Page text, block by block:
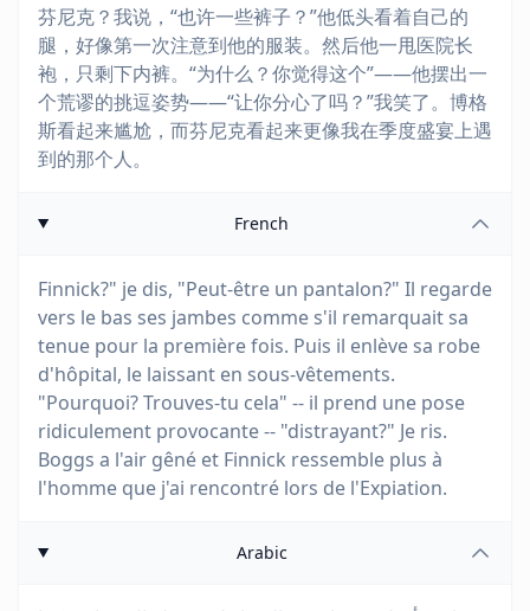
芬尼克？我说，“也许一些裤子？”他低头看着自己的
腿，好像第一次注意到他的服装。然后他一甩医院长
袍，只剩下内裤。“为什么？你觉得这个”——他摆出一
个荒谬的挑逗姿势——“让你分心了吗？”我笑了。博格
斯看起来尴尬，而芬尼克看起来更像我在季度盛宴上遇
到的那个人。
French
Finnick?" je dis, "Peut-être un pantalon?" Il regarde
vers le bas ses jambes comme s'il remarquait sa
tenue pour la première fois. Puis il enlève sa robe
d'hôpital, le laissant en sous-vêtements.
"Pourquoi? Trouves-tu cela" -- il prend une pose
ridiculement provocante -- "distrayant?" Je ris.
Boggs a l'air gêné et Finnick ressemble plus à
l'homme que j'ai rencontré lors de l'Expiation.
Arabic